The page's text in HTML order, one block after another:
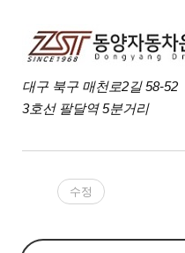
대구 북구 매천로2길 58-52
3호선 팔달역 5분거리
수정